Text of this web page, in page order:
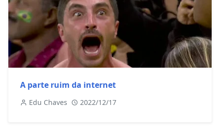
A parte ruim da internet
Edu Chaves 2022/12/17